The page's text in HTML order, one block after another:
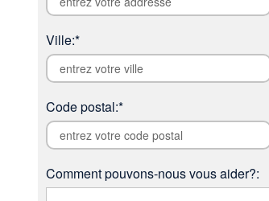
Ville:*
Code postal:*
Comment pouvons-nous vous aider?: